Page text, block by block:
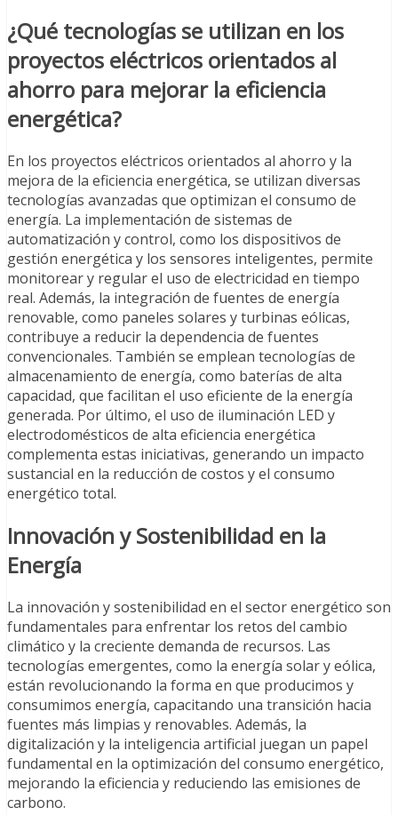
¿Qué tecnologías se utilizan en los
proyectos eléctricos orientados al
ahorro para mejorar la eficiencia
energética?
En los proyectos eléctricos orientados al ahorro y la
mejora de la eficiencia energética, se utilizan diversas
tecnologías avanzadas que optimizan el consumo de
energía. La implementación de sistemas de
automatización y control, como los dispositivos de
gestión energética y los sensores inteligentes, permite
monitorear y regular el uso de electricidad en tiempo
real. Además, la integración de fuentes de energía
renovable, como paneles solares y turbinas eólicas,
contribuye a reducir la dependencia de fuentes
convencionales. También se emplean tecnologías de
almacenamiento de energía, como baterías de alta
capacidad, que facilitan el uso eficiente de la energía
generada. Por último, el uso de iluminación LED y
electrodomésticos de alta eficiencia energética
complementa estas iniciativas, generando un impacto
sustancial en la reducción de costos y el consumo
energético total.
Innovación y Sostenibilidad en la
Energía
La innovación y sostenibilidad en el sector energético son
fundamentales para enfrentar los retos del cambio
climático y la creciente demanda de recursos. Las
tecnologías emergentes, como la energía solar y eólica,
están revolucionando la forma en que producimos y
consumimos energía, capacitando una transición hacia
fuentes más limpias y renovables. Además, la
digitalización y la inteligencia artificial juegan un papel
fundamental en la optimización del consumo energético,
mejorando la eficiencia y reduciendo las emisiones de
carbono.